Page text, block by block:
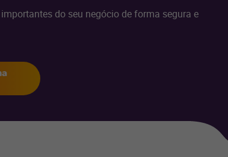
do seu negócio de forma segura e